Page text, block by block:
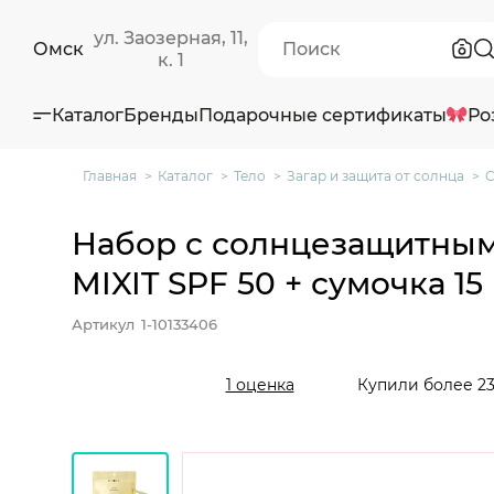
Омск
ул. Заозерная, 11,
к. 1
КаталогБрендыПодарочные сертификаты
Главная Каталог Тело Загар и защита от солнца
Набор с
MIXIT SPF 50 + сумочка 15
Артикул 1-10133406
1 оценка Купили более